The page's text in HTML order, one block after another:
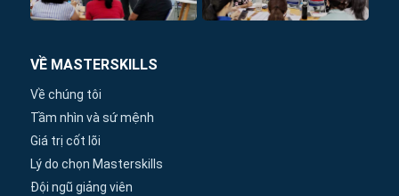
VỀ MASTERSKILLS
Về chúng tôi
Tầm nhìn và sứ mệnh
Giá trị cốt lõi
Lý do chọn Masterskills
Đội ngũ giảng viên